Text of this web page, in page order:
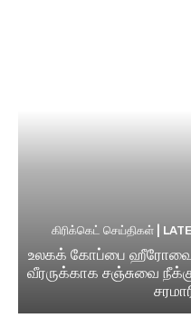
கிரிக்கெட் செய்திகள் |
உலகக் கோப்பை ஹீரோவை
வீரருக்காக சஞ்சுவை